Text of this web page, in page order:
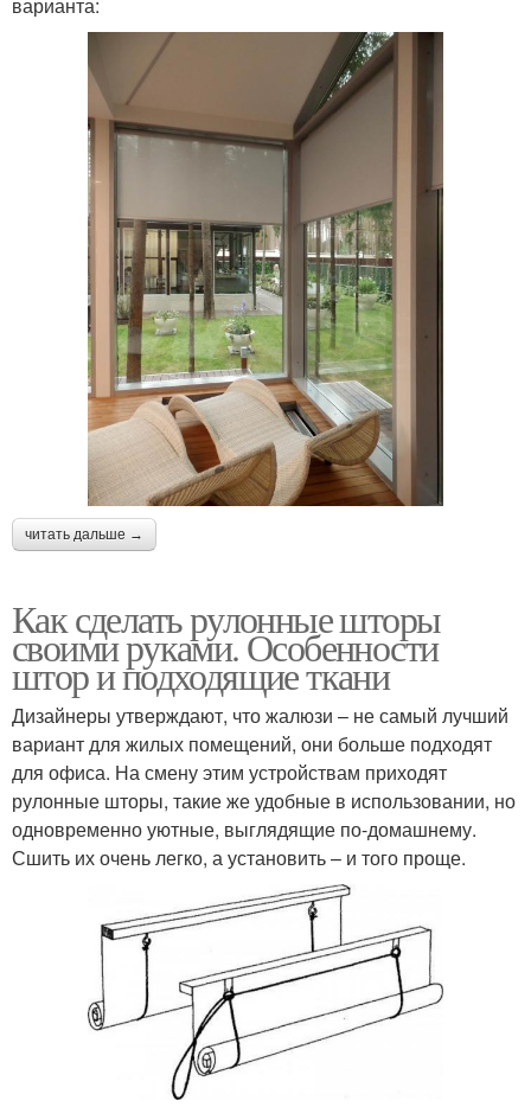
читать дальше →
Как сделать рулонные шторы
своими руками. Особенности
штор и подходящие ткани
Дизайнеры утверждают, что жалюзи – не самый лучший
вариант для жилых помещений, они больше подходят
для офиса. На смену этим устройствам приходят
рулонные шторы, такие же удобные в использовании, но
одновременно уютные, выглядящие по-домашнему.
Сшить их очень легко, а установить – и того проще.